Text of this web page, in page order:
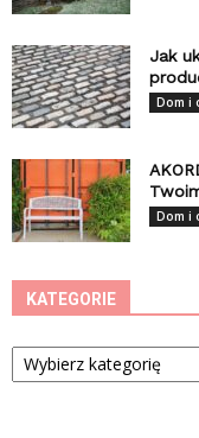
Jak
Dom i
Dom i
KATEGORIE
Kategorie